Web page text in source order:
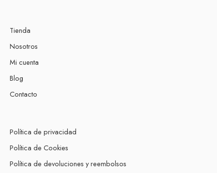
Tienda
Nosotros
Mi cuenta
Blog
Contacto
Política de privacidad
Política de Cookies
Política de devoluciones y reembolsos